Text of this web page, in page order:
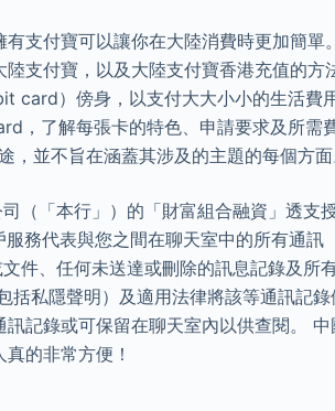
支付寶可以讓你在大陸消費時更加簡單
支付寶，以及大陸支付寶香港充值的方
card）傍身，以支付大大小小的生活費
，了解每張卡的特色、申請要求及所需
並不旨在涵蓋其涉及的主題的每個方面
（「本行」）的「財富組合融資」透支
務代表與您之間在聊天室中的所有通訊
件、任何未送達或刪除的訊息記錄及所
括私隱聲明）及適用法律將該等通訊記
記錄或可保留在聊天室內以供查閱。
的非常方便！